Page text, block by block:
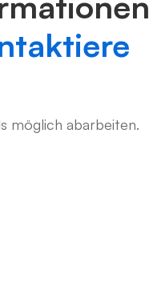
möglich abarbeiten.